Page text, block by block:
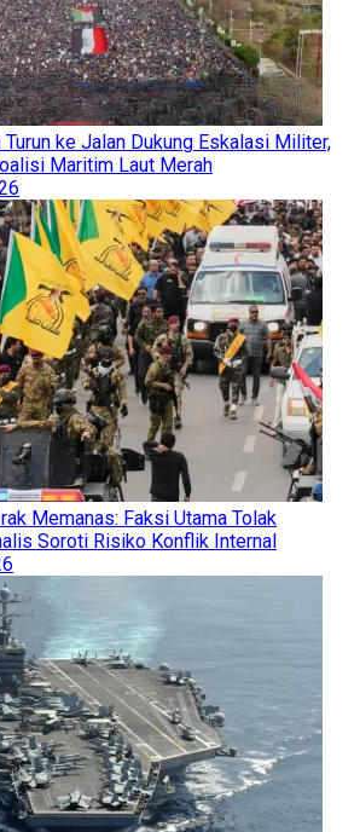
Turun ke Jalan Dukung Eskalasi Militer,
Maritim Laut Merah
Memanas: Faksi Utama Tolak
Soroti Risiko Konflik Internal